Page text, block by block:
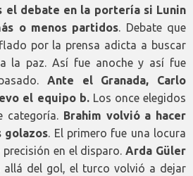
el debate en la portería si Lunin
o menos partidos. Debate que
por la prensa adicta a buscar
la paz. Así fue anoche y así fue
Ante el Granada, Carlo
el equipo b.Los once elegidos
categoría. Brahim volvió a hacer
golazos. El primero fue una locura
en el disparo.Arda Güler
allá del gol, el turco volvió a dejar